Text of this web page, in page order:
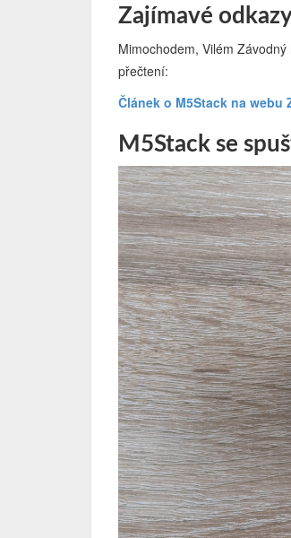
Zajímavé
Mimochodem, Vilém
přečtení:
Článek o M5Stack na webu
M5Stack se